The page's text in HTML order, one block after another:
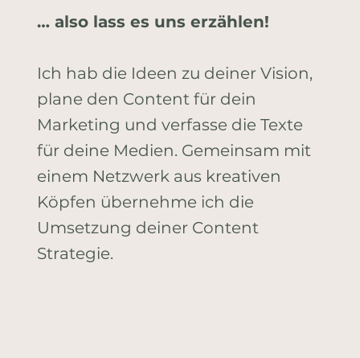
… also lass es uns erzählen!
Ich hab die Ideen zu deiner Vision,
plane den Content für dein
Marketing und verfasse die Texte
für deine Medien. Gemeinsam mit
einem Netzwerk aus kreativen
Köpfen übernehme ich die
Umsetzung deiner Content
Strategie.